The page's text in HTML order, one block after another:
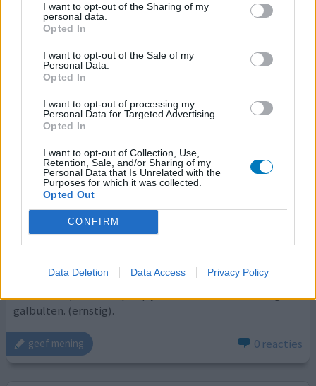
I want to opt-out of the Sharing of my
personal data.
Opted In
I want to opt-out of the Sale of my
Personal Data.
Opted In
I want to opt-out of processing my
Personal Data for Targeted Advertising.
Opted In
I want to opt-out of Collection, Use,
Retention, Sale, and/or Sharing of my
Personal Data that Is Unrelated with the
Purposes for which it was collected.
Opted Out
CONFIRM
Data Deletion Data Access Privacy Policy
Cholesterol
Effectiviteit
Hoeveelheid bijwerkingen
geen bijwerkingen bij dit merkmiddel.
geef mening 0 reacties
Zocor
12-01-2012 | Vrouw | 65
simvastatine
Hoog cholesterol
Effectiviteit
Hoeveelheid bijwerkingen
uitstekend, wel wat spierpijn. van simvastatine kreeg ik
galbulten. (ernstig).
geef mening 0 reacties